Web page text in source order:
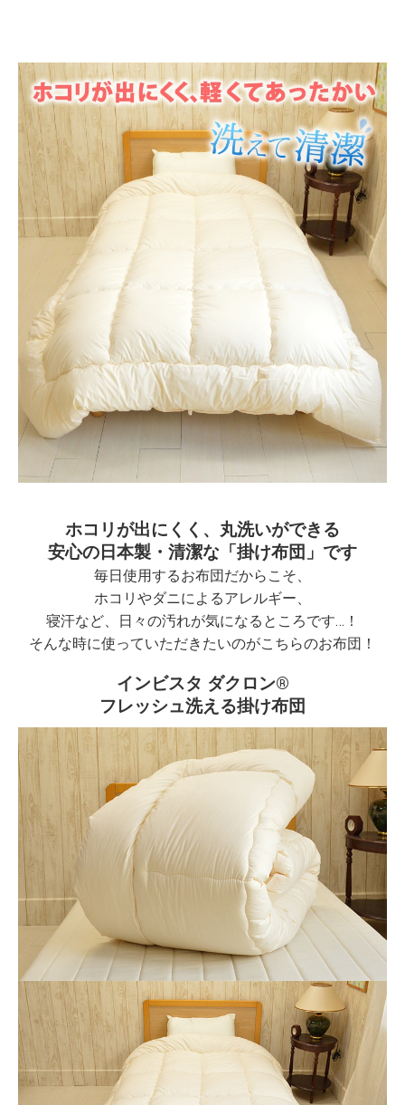
ホコリが出にくく、丸洗いができる
安心の日本製・清潔な「掛け布団」です
毎日使用するお布団だからこそ、
ホコリやダニによるアレルギー、
寝汗など、日々の汚れが気になるところです…！
そんな時に使っていただきたいのがこちらのお布団！
インビスタ ダクロン®
フレッシュ洗える掛け布団